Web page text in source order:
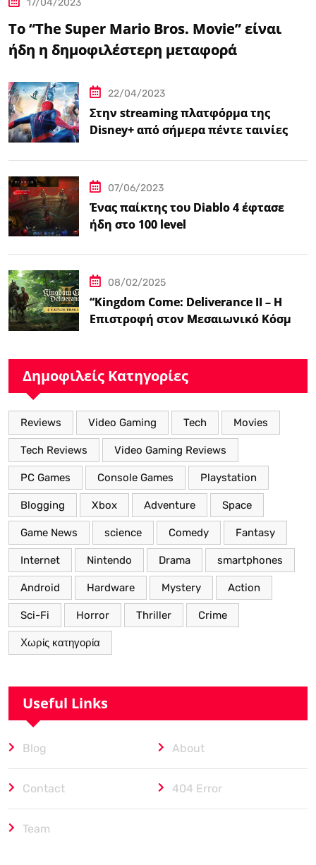
17/04/2023
Το “The Super Mario Bros. Movie” είναι
ήδη η δημοφιλέστερη μεταφορά
22/04/2023
Στην streaming πλατφόρμα της
Disney+ από σήμερα πέντε ταινίες
07/06/2023
Ένας παίκτης του Diablo 4 έφτασε
ήδη στο 100 level
08/02/2025
“Kingdom Come: Deliverance II – Η
Επιστροφή στον Μεσαιωνικό Κόσμο
Δημοφιλείς Κατηγορίες
Reviews Video Gaming Tech Movies
Tech Reviews Video Gaming Reviews
PC Games Console Games Playstation
Blogging Xbox Adventure Space
Game News science Comedy Fantasy
Internet Nintendo Drama smartphones
Android Hardware Mystery Action
Sci-Fi Horror Thriller Crime
Χωρίς κατηγορία
Useful Links
Blog About
Contact 404 Error
Team